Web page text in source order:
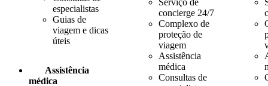
especialistas
Guias de
viagem e dicas
úteis
Assistência
médica
concierge 24/7
Complexo de
proteção de
viagem
Assistência
médica
Consultas de